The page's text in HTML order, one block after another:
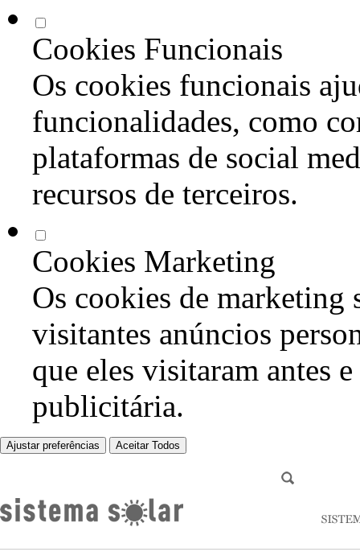
Cookies Funcionais
Os cookies funcionais
funcionalidades, como
plataformas de social
recursos de terceiros.
Cookies Marketing
Os cookies de marketing
visitantes anúncios
que eles visitaram antes
publicitária.
Ajustar preferências Aceitar Todos